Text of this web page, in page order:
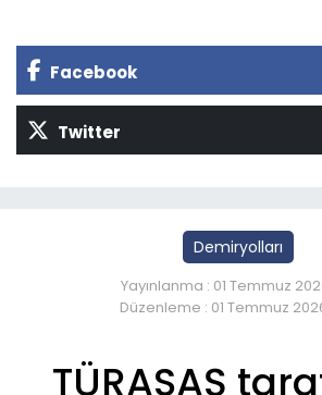
Facebook
Twitter
Demiryolları
Yayınlanma : 01 Temmuz
Düzenleme : 01 Temmuz
TÜRASAŞ